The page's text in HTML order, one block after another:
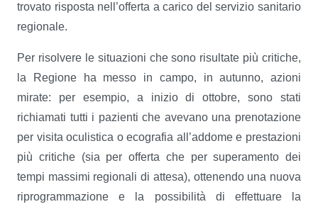
trovato risposta nell’offerta a carico del servizio sanitario
regionale.
Per risolvere le situazioni che sono risultate più critiche,
la Regione ha messo in campo, in autunno, azioni
mirate: per esempio, a inizio di ottobre, sono stati
richiamati tutti i pazienti che avevano una prenotazione
per visita oculistica o ecografia all’addome e prestazioni
più critiche (sia per offerta che per superamento dei
tempi massimi regionali di attesa), ottenendo una nuova
riprogrammazione e la possibilità di effettuare la